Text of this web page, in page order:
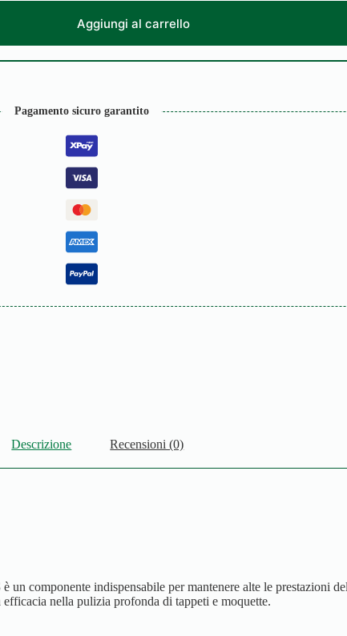
Aggiungi al carrello
Pagamento sicuro garantito
Descrizione Recensioni (0)
è un componente indispensabile per mantenere alte le prestazioni
nella pulizia profonda di tappeti e moquette.